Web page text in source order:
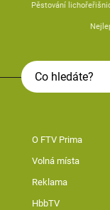
Pěstování
O FTV Prima
Volná místa
Reklama
HbbTV